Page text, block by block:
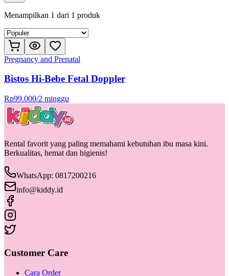
Menampilkan 1 dari 1 produk
Pregnancy and Prenatal
Bistos Hi-Bebe Fetal Doppler
Rp99.000/2 minggu
Rental favorit yang paling memahami kebutuhan ibu masa kini.
Berkualitas, hemat dan higienis!
WhatsApp: 0817200216
info@kiddy.id
Customer Care
Cara Order